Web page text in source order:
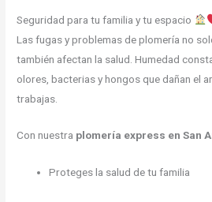
Seguridad para tu familia y tu espacio
Las fugas y problemas de plomería no
también afectan la salud. Humedad
olores, bacterias y hongos que dañan el
trabajas.
Con nuestra plomería express en San
Proteges la salud de tu familia